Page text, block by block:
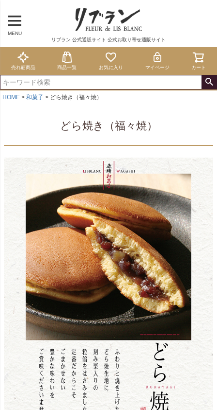
MENU
リブラン 公式通販サイト 公式お取り寄せ通販サイト
売れ筋商品 商品一覧 お気に入り マイページ カート
HOME 和菓子 どら焼き（福々焼）
どら焼き（福々焼）